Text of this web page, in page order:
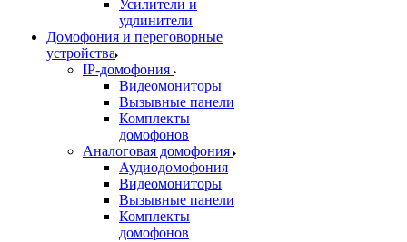
Усилители и
удлинители
Домофония и переговорные
устройства
IP-домофония
Видеомониторы
Вызывные панели
Комплекты
домофонов
Аналоговая домофония
Аудиодомофония
Видеомониторы
Вызывные панели
Комплекты
домофонов